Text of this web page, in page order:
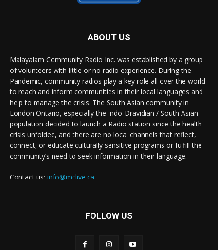
ABOUT US
Malayalam Community Radio Inc. was established by a group
of volunteers with little or no radio experience. During the
Pandemic, community radios play a key role all over the world
to reach and inform communities in their local languages and
help to manage the crisis. The South Asian community in
London Ontario, especially the Indo-Dravidian / South Asian
population decided to launch a Radio station since the health
crisis unfolded, and there are no local channels that reflect,
connect, or educate culturally sensitive programs or fulfill the
community’s need to seek information in their language.
Contact us: info@mclive.ca
FOLLOW US